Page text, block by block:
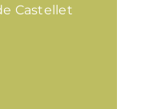
Castellet